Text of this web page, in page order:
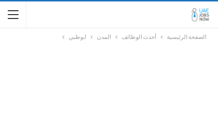
الصفحة الرئيسية أحدث الوظائف المدن ابوظبي